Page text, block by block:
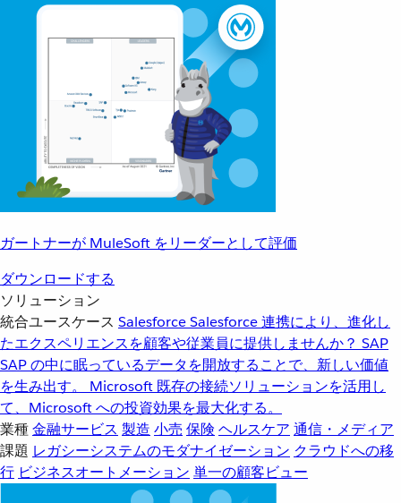
ガートナーが MuleSoft をリーダーとして評価
ダウンロードする
ソリューション
統合ユースケース SalesforceSalesforce 連携により、進化し
たエクスペリエンスを顧客や従業員に提供しませんか？ SAP
SAP の中に眠っているデータを開放することで、新しい価値
を生み出す。
Microsoft 既存の接続ソリューションを活用し
て、Microsoft への投資効果を最大化する。
業種金融サービス 製造 小売 保険 ヘルスケア 通信・メディア
課題 レガシーシステムのモダナイゼーション クラウドへの移
行 ビジネスオートメーション 単一の顧客ビュー